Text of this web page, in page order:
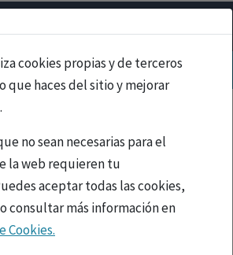
cookies propias y de terceros
que haces del sitio y mejorar
no sean necesarias para el
la web requieren tu
aceptar todas las cookies,
consultar más información en
Cookies.